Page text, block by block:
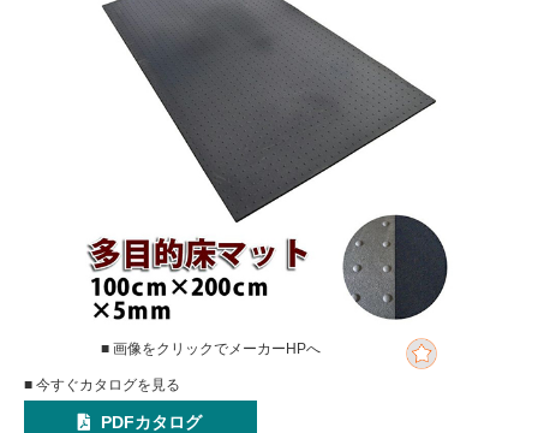
■ 画像をクリックでメーカーHPへ
■ 今すぐカタログを見る
PDFカタログ